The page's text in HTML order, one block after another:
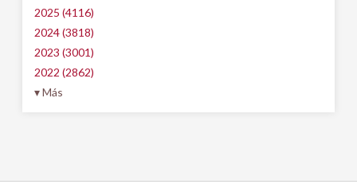
2025 (4116)
2024 (3818)
2023 (3001)
2022 (2862)
▾ Más